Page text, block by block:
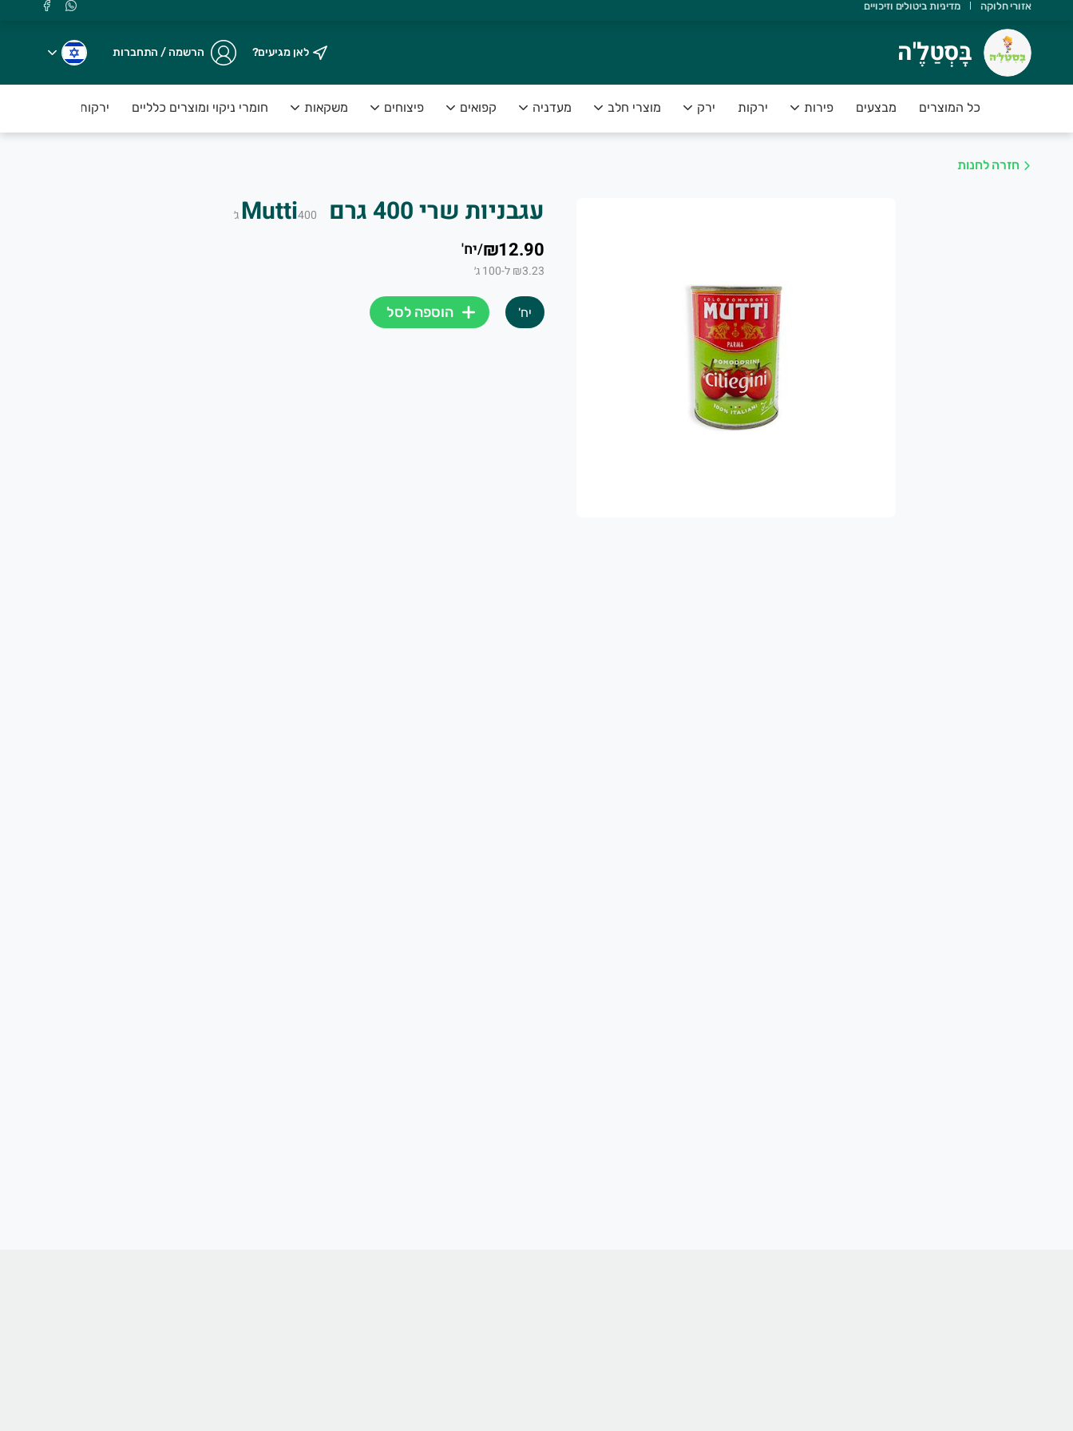
בָּסְטַלֶ'ה
חשוב שתדעו ש:
✅ הפירות והירקות בסטנדרט פרימיום
אזורי חלוקה מדיניות ביטולים וזיכויים
בָּסְטַלֶ'ה לאן מגיעים? הרשמה / התחברות
כל המוצרים מבצעים פירות ירקות ירק מוצרי חלב מעדניה קפואים פיצוחים משקאות חומרי ניקוי ומוצרים כלליים ירקות טריים ארוזים
חזרה לחנות
עגבניות שרי 400 גרם Mutti 400 ג׳
₪12.90
/יח'
₪3.23 ל-100 ג׳
יח' הוספה לסל